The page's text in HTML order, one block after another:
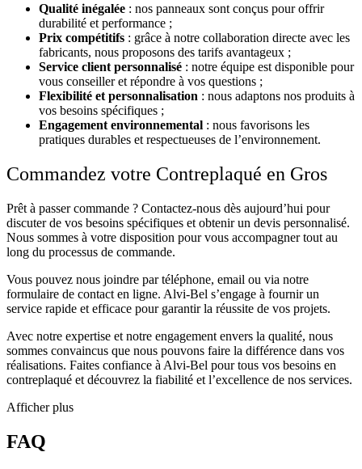
Qualité inégalée : nos panneaux sont conçus pour offrir
durabilité et performance ;
Prix compétitifs : grâce à notre collaboration directe avec les
fabricants, nous proposons des tarifs avantageux ;
Service client personnalisé : notre équipe est disponible pour
vous conseiller et répondre à vos questions ;
Flexibilité et personnalisation : nous adaptons nos produits à
vos besoins spécifiques ;
Engagement environnemental : nous favorisons les
pratiques durables et respectueuses de l’environnement.
Commandez votre Contreplaqué en Gros
Prêt à passer commande ? Contactez-nous dès aujourd’hui pour
discuter de vos besoins spécifiques et obtenir un devis personnalisé.
Nous sommes à votre disposition pour vous accompagner tout au
long du processus de commande.
Vous pouvez nous joindre par téléphone, email ou via notre
formulaire de contact en ligne. Alvi-Bel s’engage à fournir un
service rapide et efficace pour garantir la réussite de vos projets.
Avec notre expertise et notre engagement envers la qualité, nous
sommes convaincus que nous pouvons faire la différence dans vos
réalisations. Faites confiance à Alvi-Bel pour tous vos besoins en
contreplaqué et découvrez la fiabilité et l’excellence de nos services.
Afficher plus
FAQ